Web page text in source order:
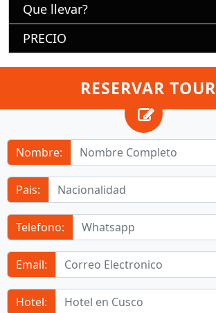
Que llevar?
PRECIO
RESERVAR TOUR
Nombre:
Pais:
Telefono:
Email:
Hotel: